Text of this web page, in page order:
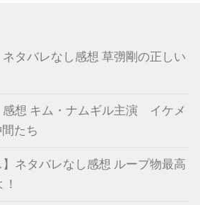
タバレなし感想 草彅剛の正しい
感想 キム・ナムギル主演 イケメ
たち
ネタバレなし感想 ループ物最高